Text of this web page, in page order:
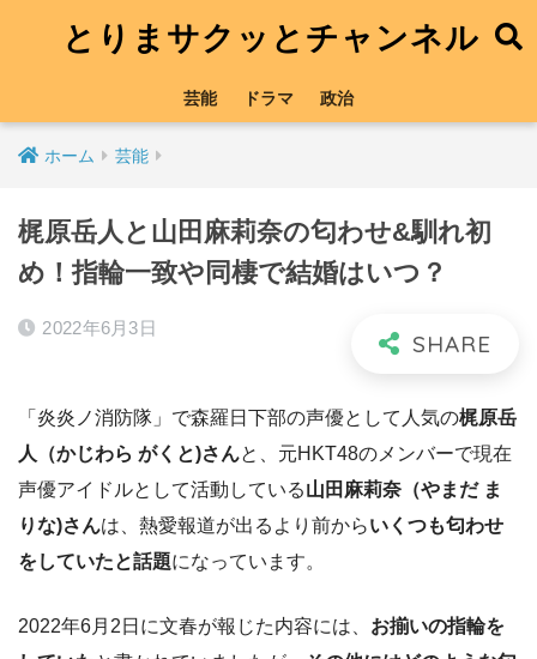
とりまサクッとチャンネル
芸能 ドラマ 政治
ホーム 芸能
梶原岳人と山田麻莉奈の匂わせ&馴れ初
め！指輪一致や同棲で結婚はいつ？
2022年6月3日
「炎炎ノ消防隊」で森羅日下部の声優として人気の梶原岳
人（かじわら がくと)さんと、元HKT48のメンバーで現在
声優アイドルとして活動している山田麻莉奈（やまだ ま
りな)さんは、熱愛報道が出るより前からいくつも匂わせ
をしていたと話題になっています。
2022年6月2日に文春が報じた内容には、 お揃いの指輪を